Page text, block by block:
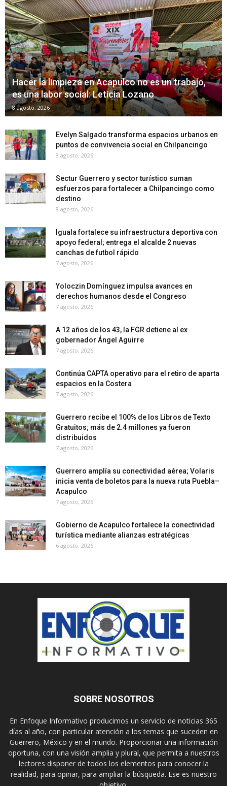
Hacer la limpieza en Acapulco no es un trabajo,
es una labor social: Leticia Lozano
8 agosto, 2026
Evelyn Salgado transforma espacios urbanos en
puntos de convivencia social en Chilpancingo
8 agosto, 2026
Sectur Guerrero y sector turístico suman
esfuerzos para fortalecer a Chilpancingo como
destino
8 agosto, 2026
Iguala fortalece su infraestructura deportiva con
apoyo federal; entrega el alcalde 2 nuevas
canchas de futbol rápido
7 agosto, 2026
Yoloczin Domínguez impulsa avances en
derechos humanos desde el Congreso
7 agosto, 2026
A 12 años de los 43, la FGR detiene al ex
gobernador Ángel Aguirre
7 agosto, 2026
Continúa CAPTA operativo para el retiro de aparta
espacios en la Costera
7 agosto, 2026
Guerrero recibe el 100% de los Libros de Texto
Gratuitos; más de 2.4 millones ya fueron
distribuidos
7 agosto, 2026
Guerrero amplía su conectividad aérea; Volaris
inicia venta de boletos para la nueva ruta Puebla–
Acapulco
7 agosto, 2026
Gobierno de Acapulco fortalece la conectividad
turística mediante alianzas estratégicas
6 agosto, 2026
SOBRE NOSOTROS
En Enfoque Informativo producimos un servicio de noticias 365
días al año, con particular atención a los temas que suceden en
Guerrero, México y en el mundo. Proporcionar una información
oportuna, con una visión amplia y plural, que permita a nuestros
lectores disponer de todos los elementos para conocer la
realidad, para opinar, para ampliar la búsqueda. Ese es nuestro